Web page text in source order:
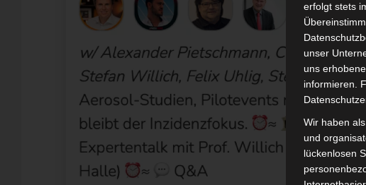
erfolgt stets
unser
uns
informieren.
Wir haben
und
lückenlosen